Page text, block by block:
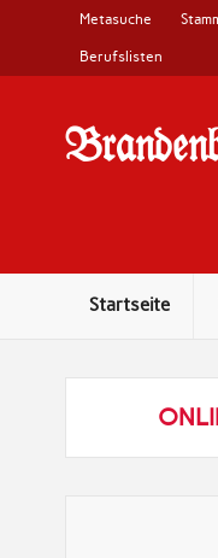
Metasuche
Berufslisten
Startseite